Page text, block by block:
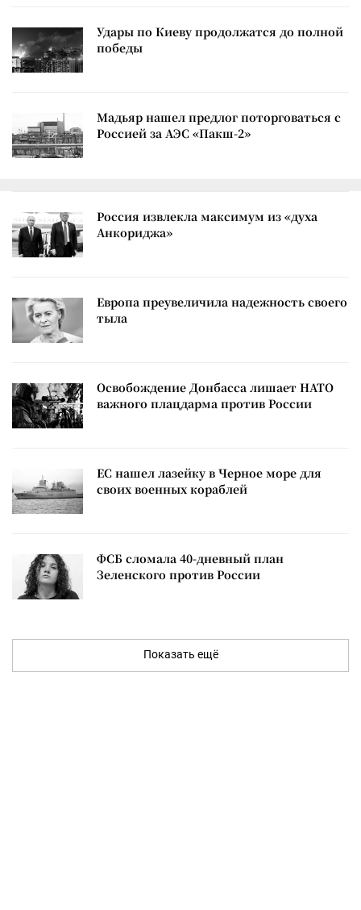
Удары по Киеву продолжатся до полной
победы
Мадьяр нашел предлог поторговаться с
Россией за АЭС «Пакш-2»
Россия извлекла максимум из «духа
Анкориджа»
Европа преувеличила надежность своего
тыла
Освобождение Донбасса лишает НАТО
важного плацдарма против России
ЕС нашел лазейку в Черное море для
своих военных кораблей
ФСБ сломала 40-дневный план
Зеленского против России
Показать ещё